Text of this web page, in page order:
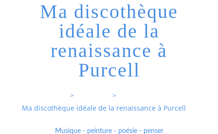
Ma discothèque
idéale de la
renaissance à
Purcell
>
>
Ma discothèque idéale de la renaissance à Purcell
Musique - peinture - poésie - penser